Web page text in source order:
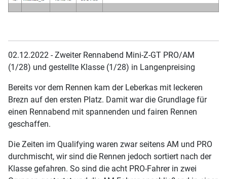
02.12.2022 - Zweiter Rennabend Mini-Z-GT PRO/AM
(1/28) und gestellte Klasse (1/28) in Langenpreising
Bereits vor dem Rennen kam der Leberkas mit leckeren
Brezn auf den ersten Platz. Damit war die Grundlage für
einen Rennabend mit spannenden und fairen Rennen
geschaffen.
Die Zeiten im Qualifying waren zwar seitens AM und PRO
durchmischt, wir sind die Rennen jedoch sortiert nach der
Klasse gefahren. So sind die acht PRO-Fahrer in zwei